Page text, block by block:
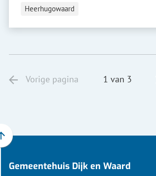
Heerhugowaard
Vorige pagina 1 van 3
Scroll
boven
Gemeentehuis Dijk en Waard